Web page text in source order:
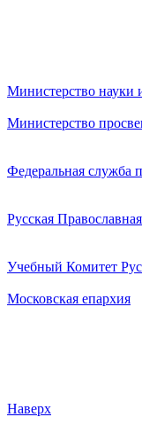
Министерство науки
Министерство
Федеральная служба
Русская
Учебный Комитет
Московская епархия
Наверх